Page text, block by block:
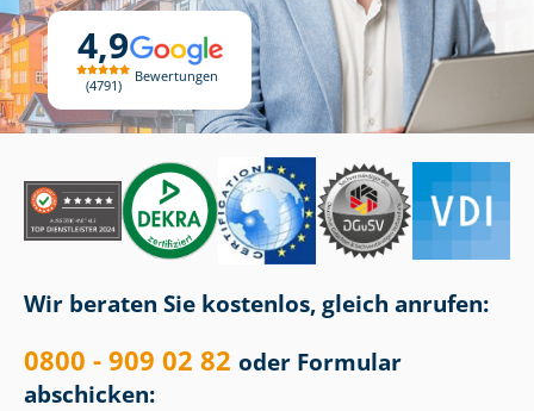
4,9
4791
Bewertungen
Wir beraten Sie kostenlos, gleich anrufen:
0800 - 909 02 82 oder Formular
abschicken: